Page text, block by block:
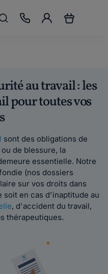
au travail : les
pour toutes vos
sont des obligations de
de blessure, la
essentielle. Notre
(nos dossiers
sur vos droits dans
soit en cas d'inaptitude au
, d'accident du travail,
thérapeutiques.